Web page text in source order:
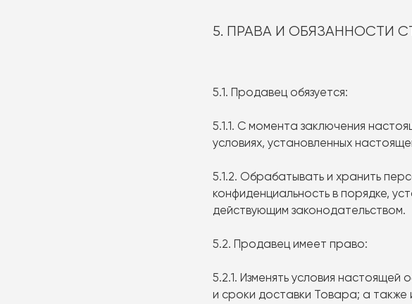
5. ПРАВА И ОБЯЗАННОСТИ
5.1. Продавец обязуется:
5.1.1. С момента заключения
условиях, установленных
5.1.2. Обрабатывать и хранить
конфиденциальность в порядке,
действующим законодательством.
5.2. Продавец имеет право:
5.2.1. Изменять условия
и сроки доставки Товара; а также